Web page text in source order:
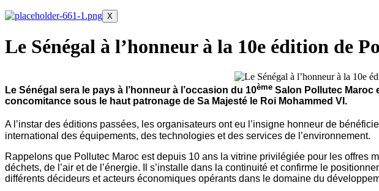
X
Le Sénégal à l’honneur à la 10e édition de
Le Sénégal sera le pays à l’honneur à l’occasion du 10ème Salon Pollutec Maroc
concomitance sous le haut patronage de Sa Majesté le Roi Mohammed VI.
A l’instar des éditions passées, les organisateurs ont eu l’insigne honneur de
international des équipements, des technologies et des services de l’environnement.
Rappelons que Pollutec Maroc est depuis 10 ans la vitrine privilégiée pour les offres
déchets, de l’air et de l’énergie. Il s’installe dans la continuité et confirme le
différents décideurs et acteurs économiques opérants dans le domaine du